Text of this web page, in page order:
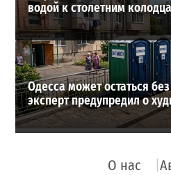
водой к столетним
Одесса может остаться
эксперт предупредил о
О нас